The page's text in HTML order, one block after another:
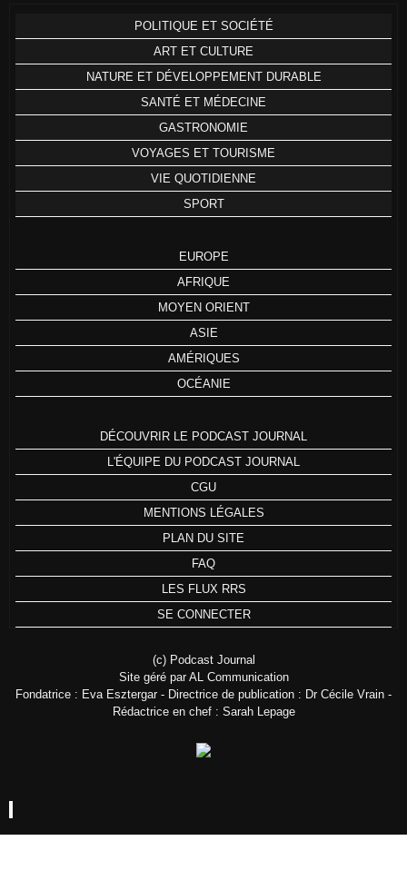
POLITIQUE ET SOCIÉTÉ
ART ET CULTURE
NATURE ET DÉVELOPPEMENT DURABLE
SANTÉ ET MÉDECINE
GASTRONOMIE
VOYAGES ET TOURISME
VIE QUOTIDIENNE
SPORT
EUROPE
AFRIQUE
MOYEN ORIENT
ASIE
AMÉRIQUES
OCÉANIE
DÉCOUVRIR LE PODCAST JOURNAL
L'ÉQUIPE DU PODCAST JOURNAL
CGU
MENTIONS LÉGALES
PLAN DU SITE
FAQ
LES FLUX RRS
SE CONNECTER
(c) Podcast Journal
Site géré par AL Communication
Fondatrice : Eva Esztergar - Directrice de publication : Dr Cécile Vrain -
Rédactrice en chef : Sarah Lepage